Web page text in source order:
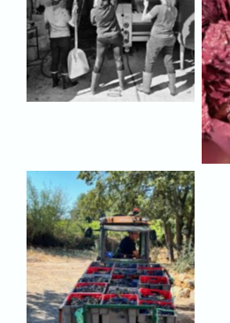
Aucune légende
Aucune légende